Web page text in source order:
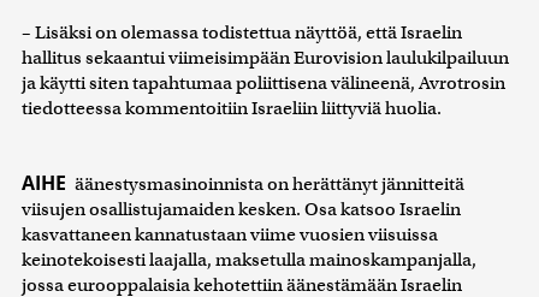
– Lisäksi on olemassa todistettua näyttöä, että Israelin
hallitus sekaantui viimeisimpään Eurovision laulukilpailuun
ja käytti siten tapahtumaa poliittisena välineenä, Avrotrosin
tiedotteessa kommentoitiin Israeliin liittyviä huolia.
AIHE äänestysmasinoinnista on herättänyt jännitteitä
viisujen osallistujamaiden kesken. Osa katsoo Israelin
kasvattaneen kannatustaan viime vuosien viisuissa
keinotekoisesti laajalla, maksetulla mainoskampanjalla,
jossa eurooppalaisia kehotettiin äänestämään Israelin